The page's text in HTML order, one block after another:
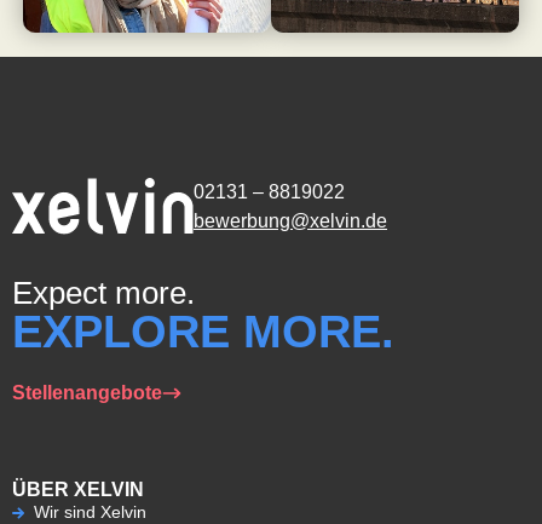
02131 – 8819022
bewerbung@xelvin.de
Expect more.
EXPLORE MORE.
Stellenangebote
ÜBER XELVIN
Wir sind Xelvin